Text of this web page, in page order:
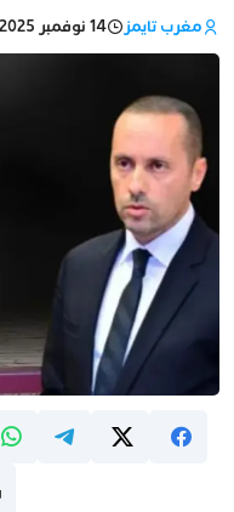
مغرب تايمز 14 نوفمبر 2025 - 13:12